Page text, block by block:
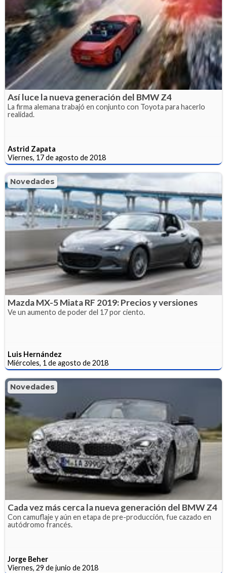
Así luce la nueva generación del BMW Z4
La firma alemana trabajó en conjunto con Toyota para hacerlo
realidad.
Astrid Zapata
Viernes, 17 de agosto de 2018
Novedades
Mazda MX-5 Miata RF 2019: Precios y versiones
Ve un aumento de poder del 17 por ciento.
Luis Hernández
Miércoles, 1 de agosto de 2018
Novedades
Cada vez más cerca la nueva generación del BMW Z4
Con camuflaje y aún en etapa de pre-producción, fue cazado en
autódromo francés.
Jorge Beher
Viernes, 29 de junio de 2018